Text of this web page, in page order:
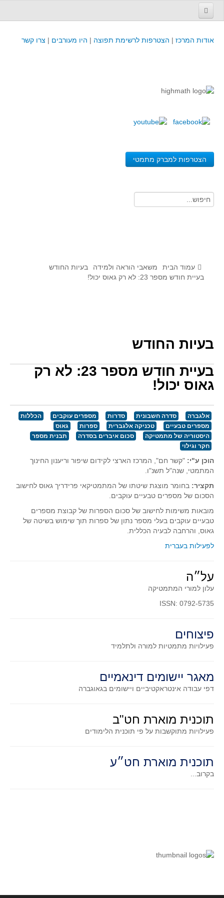
אודות המרכז | הצטרפות לרשימת תפוצה | היו מעורבים | צרו קשר
הצטרפות למברק מתמטי
קורסים והשתלמויות של מרכז המורים - כולל תוצרים
קורסים, כנסים והשתלמויות בארץ - מידע לשנה זו
משאבי הוראה ולמידה
לומדים בחט"ע
בית ספר יסודי
תוצרים מימי עיון וסדנאות - "קשר חם"
מדורי המרכז
פיצוחים
אלגברה
אלגברה
פונקציות
חדו"א
בעיות מילוליות
עולם המספרים
סטטיסטיקה והסתברות
הסתברות
פונקציות וחדו"א
חוקיות והפונקציה
פונקציה ריבועית
פונקצית הערך המוחלט
פונקצית השורש
פונקציה מעריכית ולוגריתמית
קעירות ונקודות פיתול
בעקבות מבחנים
המלצות השבוע
גאומטריה
משפט פיתגורס
דמיון
עמוד הבית משאבי הוראה ולמידה
בעיות החודש
בעיית חודש מספר 23: לא רק גאוס יכול!
בעיות החודש
בעיית חודש מספר 23: לא רק
גאוס יכול!
אלגברה סדרה חשבונית סדרות מספרים עוקבים
הכללות
מספרים טבעיים
טכניקה אלגברית ספרות
גאוס
היסטוריה של מתמטיקה
סכום איברים בסדרה
תבנית מספר
חקר וגילוי
הוכן ע"י: "קשר חם", המרכז הארצי לקידום שיפור וריענון החינוך
המתמטי, שנה"ל תשנ"ו.
תקציר: בחומר מוצגת שיטתו של המתמטיקאי פרידריך גאוס לחישוב
הסכום של מספרים טבעיים עוקבים.
מובאות משימות לחישוב של סכום הספרות של קבוצת מספרים
טבעיים עוקבים בעלי מספר נתון של ספרות תוך שימוש בשיטה של
גאוס, והרחבה לבעיה הכללית.
לפעילות בעברית
על״ה
עלון למורי המתמטיקה
ISSN: 0792-5735
פיצוחים
פעילויות מתמטיות למורה ולתלמיד
מאגר יישומים דינאמיים
דפי עבודה אינטראקטיביים ויישומים בגאוגברה
תוכנית מוארת חט"ב
פעילויות מתוקשבות על פי תוכנית הלימודים
תוכנית מוארת חט״ע
בקרוב...